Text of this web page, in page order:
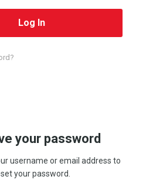
your password
username or email address to
your password.